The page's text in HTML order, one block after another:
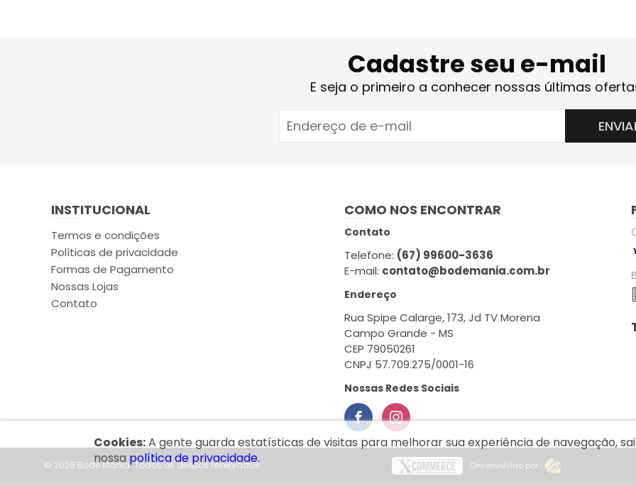
Cadastre seu e-mail
E seja o primeiro a conhecer nossas últimas
INSTITUCIONAL
Termos e condições
Políticas de privacidade
Formas de Pagamento
Nossas Lojas
Contato
COMO NOS ENCONTRAR
Contato
Telefone: (67) 99600-3636
E-mail: contato@bodemania.com.br
Endereço
Rua Spipe Calarge, 173, Jd TV Morena
Campo Grande - MS
CEP 79050261
CNPJ 57.709.275/0001-16
Nossas Redes Sociais
Cookies:A gente guarda estatísticas de visitas para melhorar sua experiência de navegação,
nossa política de privacidade.
© 2026 Bode Mania.Todos os direitos reservados Desenvolvido por